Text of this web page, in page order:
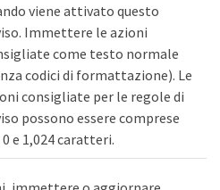
viene attivato questo
Immettere le azioni
come testo normale
codici di formattazione). Le
consigliate per le regole di
possono essere comprese
e 1,024 caratteri.